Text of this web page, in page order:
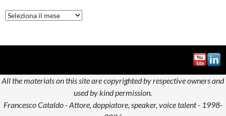
Tutti
gli
All the materials on this site are copyrighted by respective owners and
used by kind permission.
Francesco Cataldo - Attore, doppiatore, speaker, voice talent - 1998-